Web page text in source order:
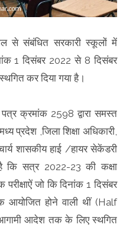
से संबंधित सरकारी स्कूलों में
1 दिसंबर 2022 से 8 दिसंबर
कर दिया गया है।
क्रमांक 2598 द्वारा समस्त
प्रदेश ,जिला शिक्षा अधिकारी,
शासकीय हाई /हायर सेकेंडरी
कि सत्र 2022-23 की कक्षा
परीक्षाऐं जो कि दिनांक 1 दिसंबर
होने वाली थीं (Half
आदेश तक के लिए स्थगित